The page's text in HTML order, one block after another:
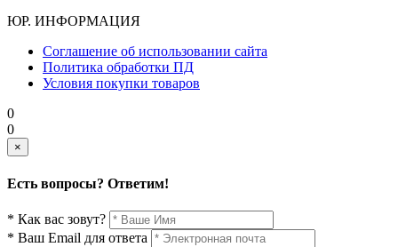
ЮР. ИНФОРМАЦИЯ
Соглашение об использовании сайта
Политика обработки ПД
Условия покупки товаров
0
0
×
Есть вопросы? Ответим!
* Как вас зовут?
* Ваш Email для ответа